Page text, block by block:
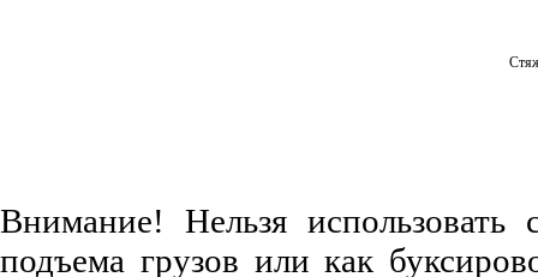
Внимание! Нельзя использовать
подъема грузов или как